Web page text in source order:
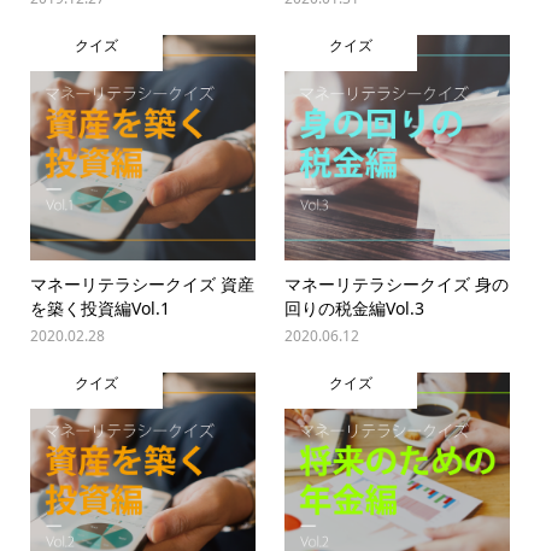
クイズ
マネーリテラシークイズ 資産
を築く投資編Vol.1
2020.02.28
クイズ
マネーリテラシークイズ 身の
回りの税金編Vol.3
2020.06.12
クイズ クイズ